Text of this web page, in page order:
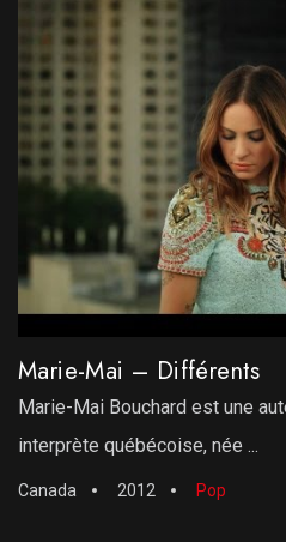
Marie-Mai – Différents
Marie-Mai Bouchard est une
interprète québécoise, née ...
Canada 2012 Pop